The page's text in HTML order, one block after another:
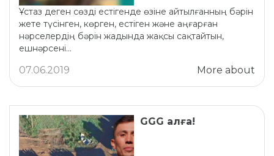
Ұстаз деген сөзді естігенде өзіне айтылғанның бәрін
жете түсінген, көрген, естіген және аңғарған
нәрселердің бәрін жадында жақсы сақтайтын,
ешнәрсені...
More about
07.06.2019
GGG алға!